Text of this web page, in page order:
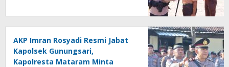
AKP Imran Rosyadi Resmi Jabat
Kapolsek Gunungsari,
Kapolresta Mataram Minta